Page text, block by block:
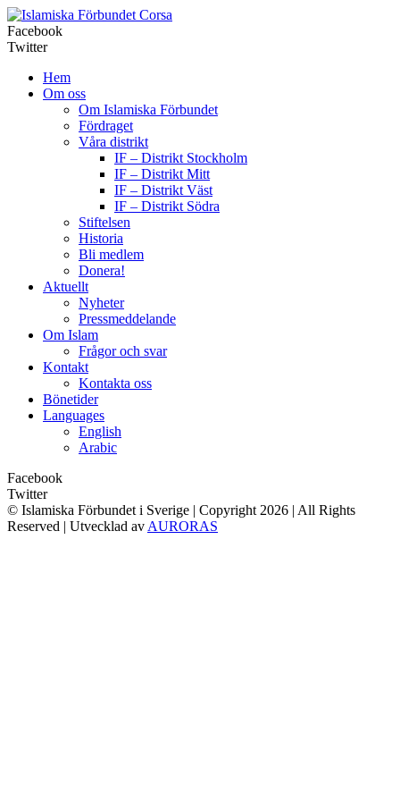
Corsa
Facebook
Twitter
Hem
Om oss
Om Islamiska Förbundet
Fördraget
Våra distrikt
IF – Distrikt Stockholm
IF – Distrikt Mitt
IF – Distrikt Väst
IF – Distrikt Södra
Stiftelsen
Historia
Bli medlem
Donera!
Aktuellt
Nyheter
Pressmeddelande
Om Islam
Frågor och svar
Kontakt
Kontakta oss
Bönetider
Languages
English
Arabic
Facebook
Twitter
© Islamiska Förbundet i Sverige | Copyright 2026 | All Rights
Reserved | Utvecklad av AURORAS